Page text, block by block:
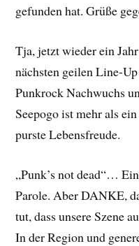
gefunden hat. Grüße
Tja, jetzt wieder ein
nächsten geilen Line-
Punkrock Nachwuchs
Seepogo ist mehr als
purste Lebensfreude.
„Punk’s not dead“…
Parole. Aber DANKE,
tut, dass unsere Szene
In der Region und